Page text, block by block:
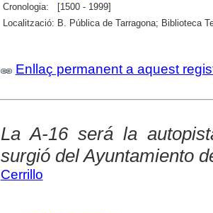
Cronologia:
[1500 - 1999]
Localització: B. Pública de Tarragona; Biblioteca
Enllaç permanent a aquest
La A-16 será la
surgió del Ayuntamiento
Cerrillo